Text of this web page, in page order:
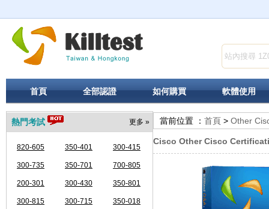
首頁 全部認證 如何購買 軟體使用
更多 »
熱門考試
820-605 350-401 300-415
300-735 350-701 700-805
200-301 300-430 350-801
300-815 300-715 350-018
當前位置 ： 首頁 > Other
Cisco Other Cisco